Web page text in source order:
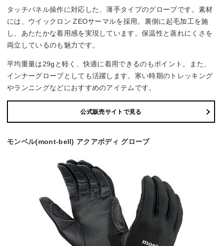
タッチパネル操作に対応した、薄手タイプのグローブです。素材
には、ウイックロン ZEOサーマルを採用。裏側に起毛加工を施
し、あたたかな着用感を実現しています。保温性と蒸れにくさを
両立しているのも魅力です。
平均重量は29gと軽く、快適に着用できるのもポイント。また、
インナーグローブとしても活躍します。寒い時期のトレッキング
やランニングなどにおすすめのアイテムです。
公式販売サイトで見る
モンベル(mont-bell) アクアボディ グローブ